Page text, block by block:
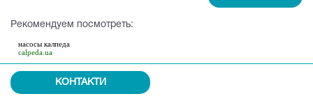
Рекомендуем посмотреть:
насосы калпеда
calpeda.ua
КОНТАКТИ